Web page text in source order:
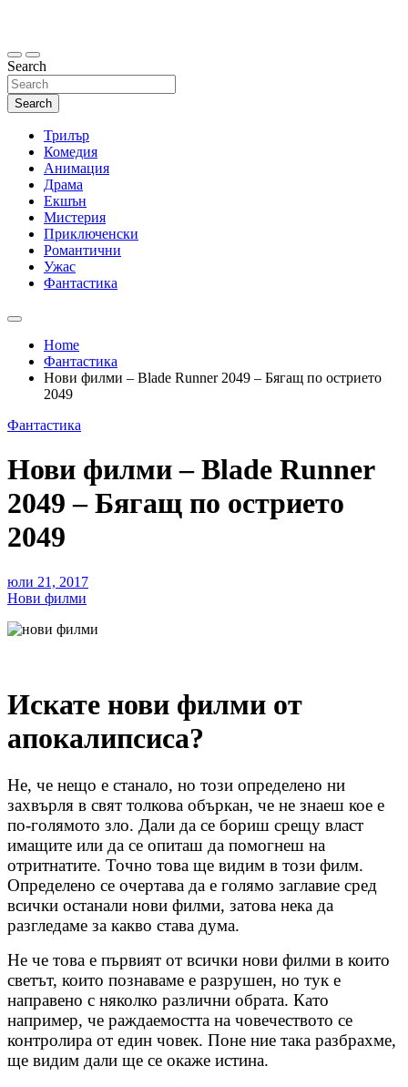
Search
Search
Трилър
Комедия
Анимация
Драма
Екшън
Мистерия
Приключенски
Романтични
Ужас
Фантастика
Home
Фантастика
Нови филми – Blade Runner 2049 – Бягащ по острието
2049
Фантастика
Нови филми – Blade Runner
2049 – Бягащ по острието
2049
юли 21, 2017
Нови филми
Искате нови филми от
апокалипсиса?
Не, че нещо е станало, но този определено ни
захвърля в свят толкова объркан, че не знаеш кое е
по-голямото зло. Дали да се бориш срещу власт
имащите или да се опиташ да помогнеш на
отритнатите. Точно това ще видим в този филм.
Определено се очертава да е голямо заглавие сред
всички останали нови филми, затова нека да
разгледаме за какво става дума.
Не че това е първият от всички нови филми в които
светът, които познаваме е разрушен, но тук е
направено с няколко различни обрата. Като
например, че раждаемостта на човечеството се
контролира от един човек. Поне ние така разбрахме,
ще видим дали ще се окаже истина.